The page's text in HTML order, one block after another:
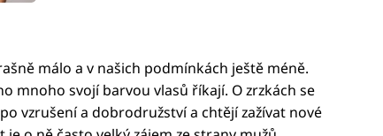
málo a v našich podmínkách ještě méně.
mnoho svojí barvou vlasů říkají. O zrzkách se
vzrušení a dobrodružství a chtějí zažívat nové